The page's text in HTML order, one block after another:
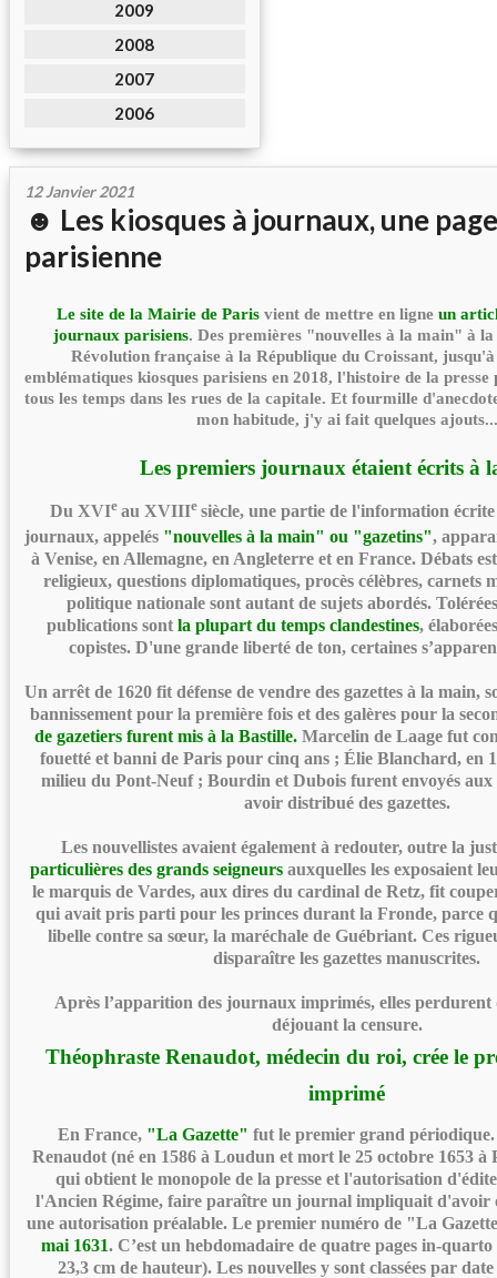
2009
2008
2007
2006
12 Janvier 2021
☻ Les kiosques à journaux, une
parisienne
Le site de la Mairie de Paris vient de mettre en ligneun
journaux parisiens. Des premières "nouvelles à la main" à
Révolution française à la République du Croissant,
emblématiques kiosques parisiens en 2018, l'histoire de la presse
tous les temps dans les rues de la capitale. Et fourmille
mon habitude, j'y ai fait quelques ajouts...
Les premiers journaux étaient écrits à
Du XVIe au XVIIIesiècle, une partie de l'information
journaux, appelés "nouvelles à la main" ou "gazetins",
à Venise, en Allemagne, en Angleterre et en France. Débats
religieux, questions diplomatiques, procès célèbres, carnets
politique nationale sont autant de sujets abordés.
publications sontla plupart du temps clandestines,
copistes. D'une grande liberté de ton, certaines
Un arrêt de 1620 fit défense de vendre des gazettes à la main,
bannissement pour la première fois et des galères pour la
de gazetiers furent mis à la Bastille. Marcelin de Laage fut
fouetté et banni de Paris pour cinq ans ; Élie Blanchard, en
milieu du Pont-Neuf ; Bourdin et Dubois furent envoyés aux
avoir distribué des gazettes.
Les nouvellistes avaient également à redouter, outre la
particulières des grands seigneurs auxquelles les exposaient
le marquis de Vardes, aux dires du cardinal de Retz, fit
qui avait pris parti pour les princes durant la Fronde, parce
libelle contre sa sœur, la maréchale de Guébriant. Ces
disparaître les gazettes manuscrites.
Après l’apparition des journaux imprimés, elles perdurent
déjouant la censure.
Théophraste Renaudot, médecin du roi, crée le
imprimé
En France, "La Gazette" fut le premier grand
Renaudot (né en 1586 à Loudun et mort le 25 octobre 1653 à
qui obtient le monopole de la presse et l'autorisation
l'Ancien Régime, faire paraître un journal impliquait d'avoir
une autorisation préalable. Le premier numéro de "La
mai 1631. C’est un hebdomadaire de quatre pages in-
23,3 cm de hauteur). Les nouvelles y sont classées par